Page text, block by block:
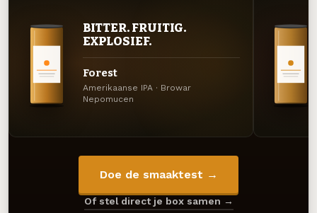
BITTER. FRUITIG.
EXPLOSIEF.
Forest
Amerikaanse IPA · Browar
Nepomucen
Doe de smaaktest →
Of stel direct je box samen →